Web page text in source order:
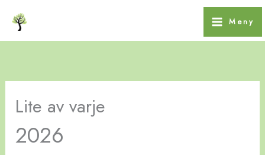
innehåll
Meny
Lite av varje
2026